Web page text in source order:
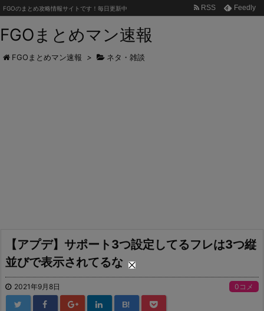
FGOまとめマン速報
FGOのまとめ攻略情報サイトです！毎日更新中 RSS Feedly
FGOまとめマン速報 > ネタ・雑談
【アプデ】サポート3つ設定してるフレは3つ縦
並びで表示されてるな
2021年9月8日 0コメ
B!